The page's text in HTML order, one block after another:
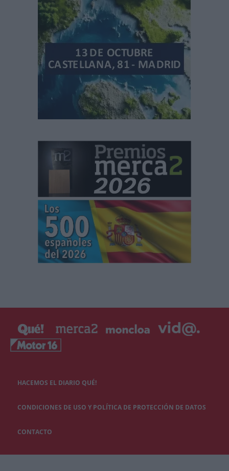
HACEMOS EL DIARIO QUÉ!
CONDICIONES DE USO Y POLÍTICA DE PROTECCIÓN DE DATOS
CONTACTO